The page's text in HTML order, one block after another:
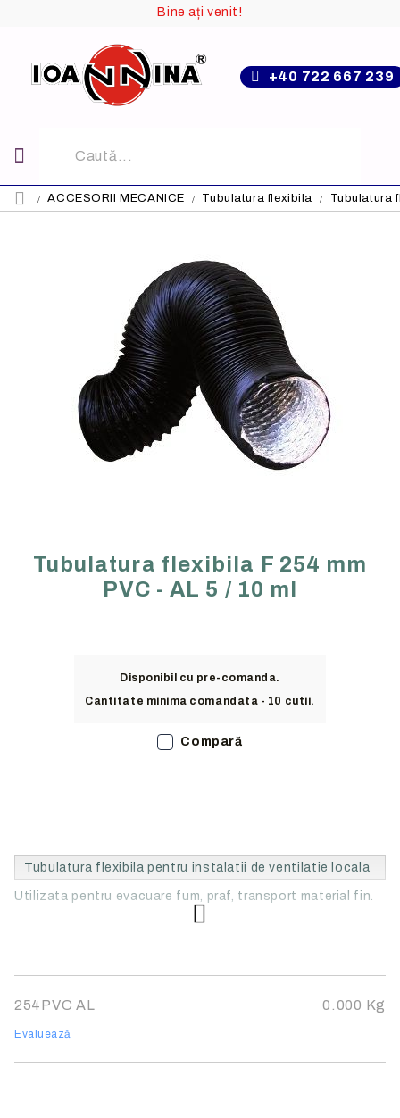
Bine ați venit!
+40 722 667 239
ACCESORII MECANICE Tubulatura flexibila Tubulatura
Tubulatura flexibila F 254 mm
PVC - AL 5 / 10 ml
Disponibil cu pre-comanda.
Cantitate minima comandata - 10 cutii.
Tubulatura flexibila pentru instalatii de ventilatie locala
Utilizata pentru evacuare fum, praf, transport material fin.
254PVC AL 0.000 Kg
Evaluează
Compară